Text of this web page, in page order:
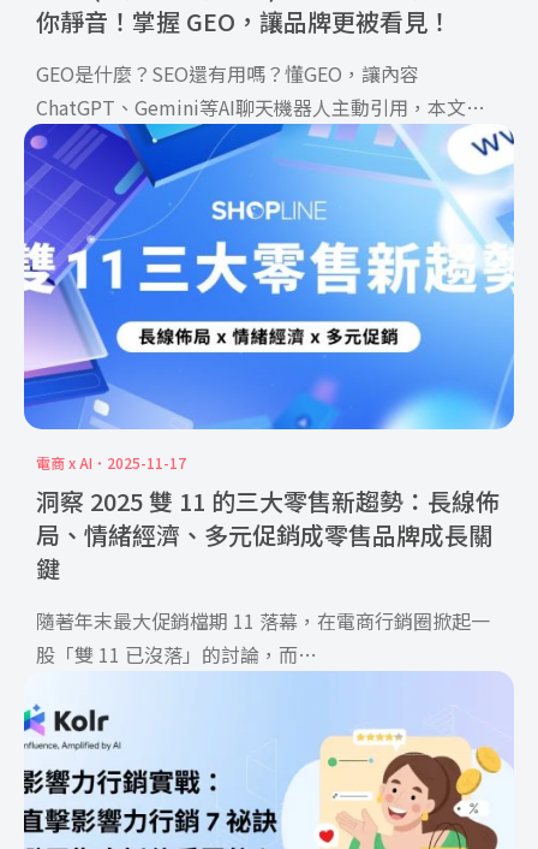
你靜音！掌握 GEO，讓品牌更被看見！
GEO是什麼？SEO還有用嗎？懂GEO，讓內容
ChatGPT、Gemini等AI聊天機器人主動引用，本文帶
你看懂GEO與AIO差異，並分享8個實戰重點。
電商 x AI 2025-11-17
洞察 2025 雙 11 的三大零售新趨勢：長線佈
局、情緒經濟、多元促銷成零售品牌成長關
鍵
隨著年末最大促銷檔期 11 落幕，在電商行銷圈掀起一
股「雙 11 已沒落」的討論，而
非不在雙 11 期間買東西，而是在購物行為上，產生了
明顯的改變，而本文將以 SHOPLINE 公開數據為主，
探討近年雙 11 大促檔期究竟有什麼樣的趨勢變化。